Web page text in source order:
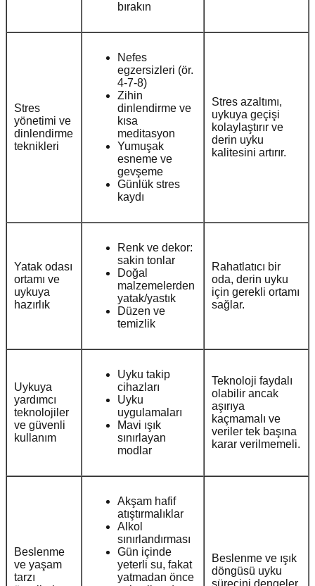
bırakın
Stres
yönetimi ve
dinlendirme
teknikleri
Nefes
egzersizleri (ör.
4-7-8)
Zihin
dinlendirme ve
kısa
meditasyon
Yumuşak
esneme ve
gevşeme
Günlük stres
kaydı
Stres azaltımı,
uykuya geçişi
kolaylaştırır ve
derin uyku
kalitesini artırır.
Yatak odası
ortamı ve
uykuya
hazırlık
Renk ve dekor:
sakin tonlar
Doğal
malzemelerden
yatak/yastık
Düzen ve
temizlik
Rahatlatıcı bir
oda, derin uyku
için gerekli ortamı
sağlar.
Uykuya
yardımcı
teknolojiler
ve güvenli
kullanım
Uyku takip
cihazları
Uyku
uygulamaları
Mavi ışık
sınırlayan
modlar
Teknoloji faydalı
olabilir ancak
aşırıya
kaçmamalı ve
veriler tek başına
karar verilmemeli.
Beslenme
ve yaşam
tarzı
Akşam hafif
atıştırmalıklar
Alkol
sınırlandırması
Gün içinde
yeterli su, fakat
yatmadan önce
Beslenme ve ışık
döngüsü uyku
sürecini dengeler.